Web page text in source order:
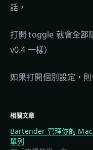
話，
打開 toggle 就會全部
v0.4 一樣）
如果打開個別設定，
相關文章
Bartender 管理你的
單列